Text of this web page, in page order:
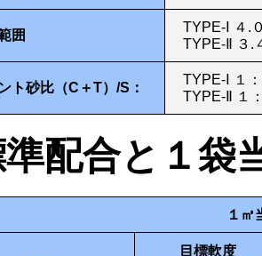
囲
TYPE-Ⅰ ４.
TYPE-Ⅱ ３.
ト砂比（C＋T）/S：
TYPE-Ⅰ １
TYPE-Ⅱ １
配合と１袋
１㎥
目標軟度